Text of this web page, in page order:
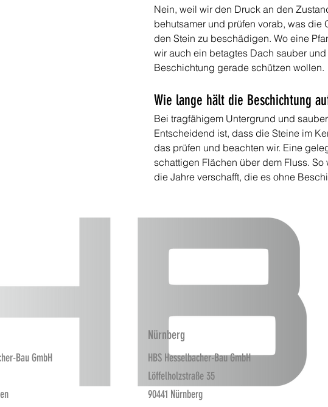
Nein, weil wir den Druck an den
behutsamer und prüfen vorab, was die
den Stein zu beschädigen. Wo eine
wir auch ein betagtes Dach sauber
Beschichtung gerade schützen wollen.
Wie lange hält die Beschichtung
Bei tragfähigem Untergrund und
Entscheidend ist, dass die Steine im
das prüfen und beachten wir. Eine
schattigen Flächen über dem Fluss.
die Jahre verschafft, die es ohne
Bau GmbH
Nürnberg
HBS Hesselbacher-Bau GmbH
Löffelholzstraße 35
90441 Nürnberg